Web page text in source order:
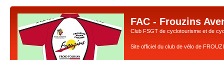
FAC - Frouzins
Club FSGT de cyclotourisme et de
Site officiel du club de vélo de